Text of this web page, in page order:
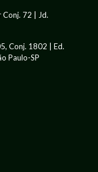
Conj. 72 | Jd.
Conj. 1802 | Ed.
Paulo-SP